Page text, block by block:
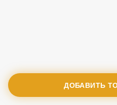
ДОБАВИТЬ